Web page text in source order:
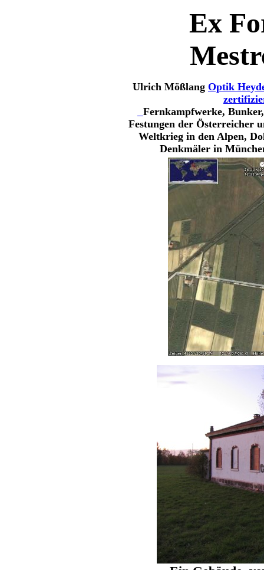
Ex
Ulrich Mößlang Optik
Fernkampfwerke,
Festungen der Österreicher
Weltkrieg in den Alpen,
Denkmäler in